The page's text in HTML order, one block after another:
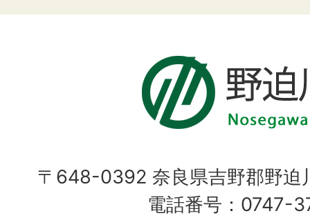
〒648-0392 奈良県吉野郡野迫
電話番号：0747-